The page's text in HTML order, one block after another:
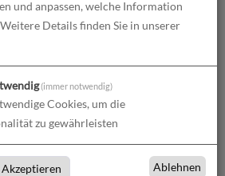
| Silberdruck Cover
und anpassen, welche Information
Weitere Details finden Sie in unserer
(immer notwendig)
Cookies, um die
zu gewährleisten
Akzeptieren Ablehnen